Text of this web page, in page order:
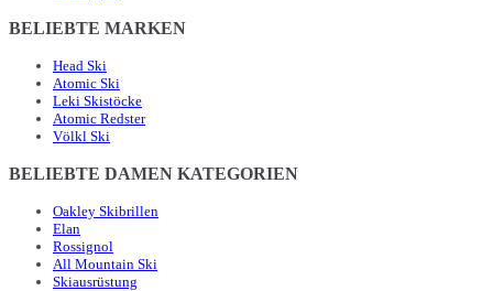
BELIEBTE MARKEN
Head Ski
Atomic Ski
Leki Skistöcke
Atomic Redster
Völkl Ski
BELIEBTE DAMEN KATEGORIEN
Oakley Skibrillen
Elan
Rossignol
All Mountain Ski
Skiausrüstung